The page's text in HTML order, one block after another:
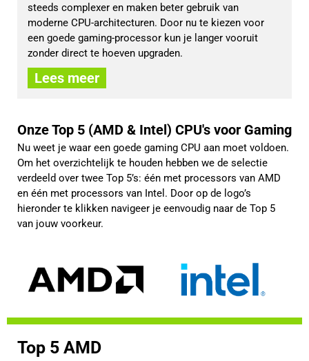
steeds complexer en maken beter gebruik van
moderne CPU-architecturen. Door nu te kiezen voor
een goede gaming-processor kun je langer vooruit
zonder direct te hoeven upgraden.
Lees meer
Onze Top 5 (AMD & Intel) CPU's voor Gaming
Nu weet je waar een goede gaming CPU aan moet voldoen.
Om het overzichtelijk te houden hebben we de selectie
verdeeld over twee Top 5’s: één met processors van AMD
en één met processors van Intel. Door op de logo’s
hieronder te klikken navigeer je eenvoudig naar de Top 5
van jouw voorkeur.
Top 5 AMD